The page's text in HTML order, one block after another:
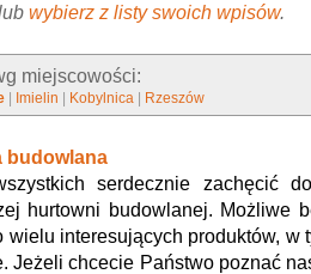
wybierz z listy swoich wpisów.
miejscowości:
Imielin Kobylnica Rzeszów
budowlana
serdecznie zachęcić
hurtowni budowlanej. Możliwe
wielu interesujących produktów, w
Jeżeli chcecie Państwo poznać